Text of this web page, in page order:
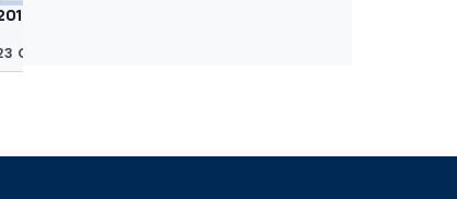
BMW Z5 casus fotoğrafları
Oca 2017